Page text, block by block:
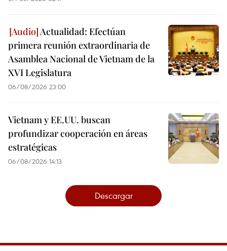
Actualidad: Efectúan
primera reunión extraordinaria de
Asamblea Nacional de Vietnam de la
XVI Legislatura
06/08/2026 23:00
Vietnam y EE.UU. buscan
profundizar cooperación en áreas
estratégicas
06/08/2026 14:13
Descargar